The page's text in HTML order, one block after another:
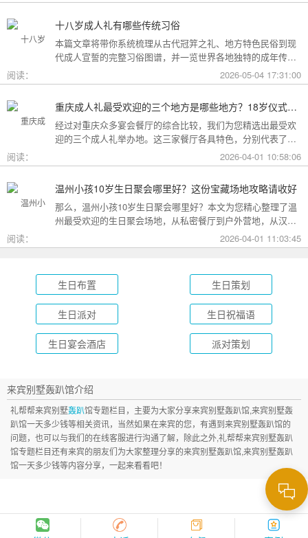
十八岁成人礼有哪些传统习俗
本篇文章将带你系统梳理从古代冠笄之礼、地方特色民俗到现
代成人宣誓的完整习俗图谱，并一览世界各地独特的成年传
阅读： 2026-05-04 17:31:00
重庆成人礼最受欢迎的三个地方是哪些地方？18岁仪式感首选这三家
经过对重庆众多宴会餐厅的综合比较，我们为您精选出最受欢
迎的三个成人礼举办地。这三家餐厅各具特色，分别代表了文
化格调、传统品质与新奇体验三个不同方向，能够满足不同家
庭的需求。
阅读： 2026-04-01 10:58:06
温州小孩10岁生日聚会哪里好？这份宝藏场地攻略请收好
那么，温州小孩10岁生日聚会哪里好？本文为您精心整理了温
州最受欢迎的生日聚会场地，从私密餐厅到户外营地，从汉服
成长礼到绿茵场派对，总有一款适合您的孩子！
阅读： 2026-04-01 11:03:45
生日布置 生日策划
生日派对 生日祝福语
生日宴会酒店 派对策划
来宾别墅轰趴馆介绍
礼帮帮来宾别墅轰趴馆专题栏目，主要为大家分享来宾别墅轰趴馆,来宾别墅轰
趴馆一天多少钱等相关资讯，当然如果在来宾的您，有遇到来宾别墅轰趴馆的
问题，也可以与我们的在线客服进行沟通了解，除此之外,礼帮帮来宾别墅轰趴
馆专题栏目还有来宾的朋友们为大家整理分享的来宾别墅轰趴馆,来宾别墅轰趴
馆一天多少钱等内容分享，一起来看看吧！